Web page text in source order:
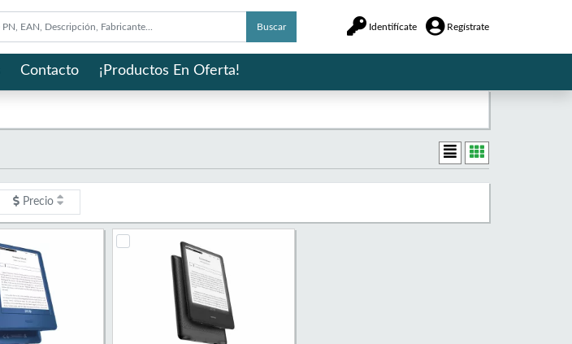
Buscar Identifícate Regístrate
Contacto ¡Productos En Oferta!
Precio